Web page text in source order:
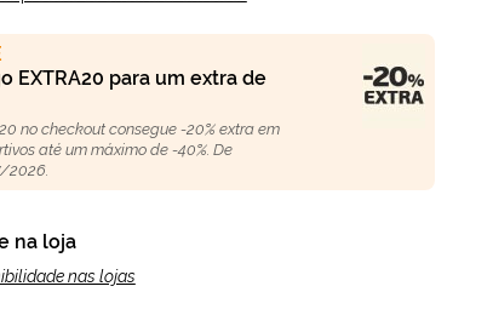
EXTRA20 para um extra de
no checkout consegue -20% extra em
até um máximo de -40%. De
2026.
na loja
nas lojas